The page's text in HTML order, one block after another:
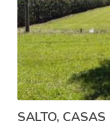
SALTO, CASAS